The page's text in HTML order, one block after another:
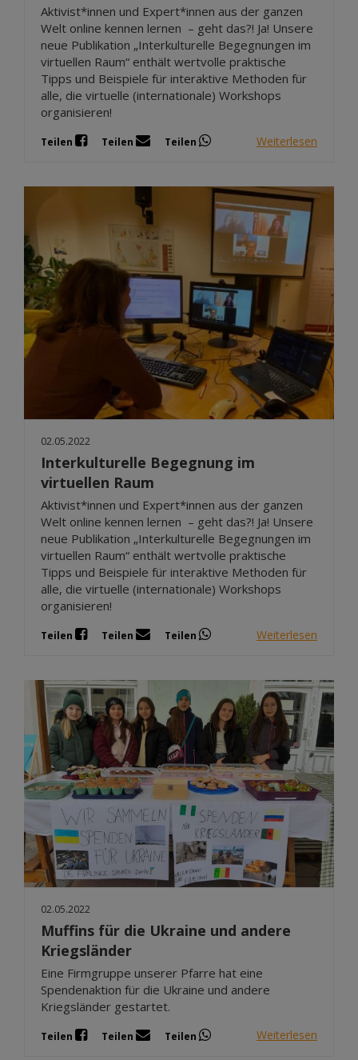
Aktivist*innen und Expert*innen aus der ganzen
Welt online kennen lernen – geht das?! Ja! Unsere
neue Publikation „Interkulturelle Begegnungen im
virtuellen Raum“ enthält wertvolle praktische
Tipps und Beispiele für interaktive Methoden für
alle, die virtuelle (internationale) Workshops
organisieren!
Teilen Teilen Teilen Weiterlesen
02.05.2022
Interkulturelle Begegnung im
virtuellen Raum
Aktivist*innen und Expert*innen aus der ganzen
Welt online kennen lernen – geht das?! Ja! Unsere
neue Publikation „Interkulturelle Begegnungen im
virtuellen Raum“ enthält wertvolle praktische
Tipps und Beispiele für interaktive Methoden für
alle, die virtuelle (internationale) Workshops
organisieren!
Teilen Teilen Teilen Weiterlesen
02.05.2022
Muffins für die Ukraine und andere
Kriegsländer
Eine Firmgruppe unserer Pfarre hat eine
Spendenaktion für die Ukraine und andere
Kriegsländer gestartet.
Teilen Teilen Teilen Weiterlesen